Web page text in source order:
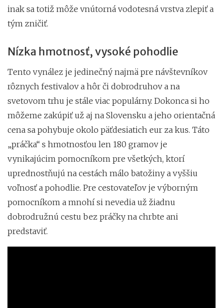
inak sa totiž môže vnútorná vodotesná vrstva zlepiť a
tým zničiť.
Nízka hmotnosť, vysoké pohodlie
Tento vynález je jedinečný najmä pre návštevníkov
rôznych festivalov a hôr či dobrodruhov a na
svetovom trhu je stále viac populárny. Dokonca si ho
môžeme zakúpiť už aj na Slovensku a jeho orientačná
cena sa pohybuje okolo päťdesiatich eur za kus. Táto
„práčka“ s hmotnosťou len 180 gramov je
vynikajúcim pomocníkom pre všetkých, ktorí
uprednostňujú na cestách málo batožiny a vyššiu
voľnosť a pohodlie. Pre cestovateľov je výborným
pomocníkom a mnohí si nevedia už žiadnu
dobrodružnú cestu bez práčky na chrbte ani
predstaviť.